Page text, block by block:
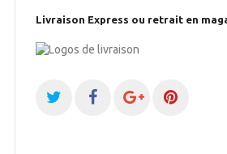
Livraison Express ou retrait en